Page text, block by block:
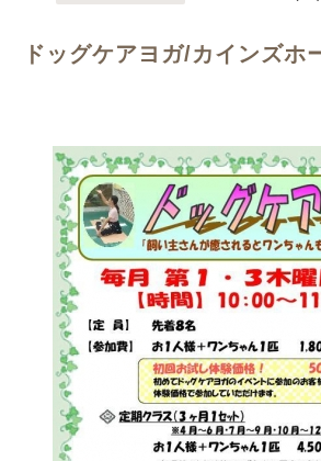
ドッグケアヨガ/カインズホ